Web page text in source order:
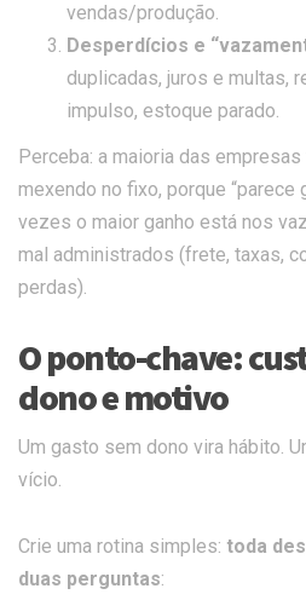
vendas/produção.
Desperdícios e
duplicadas, juros e multas,
impulso, estoque parado.
Perceba: a maioria das
mexendo no fixo, porque “parece
vezes o maior ganho está nos
mal administrados (frete, taxas,
perdas).
O ponto-chave:
dono e motivo
Um gasto sem dono vira hábito.
vício.
Crie uma rotina simples: toda
duas perguntas: